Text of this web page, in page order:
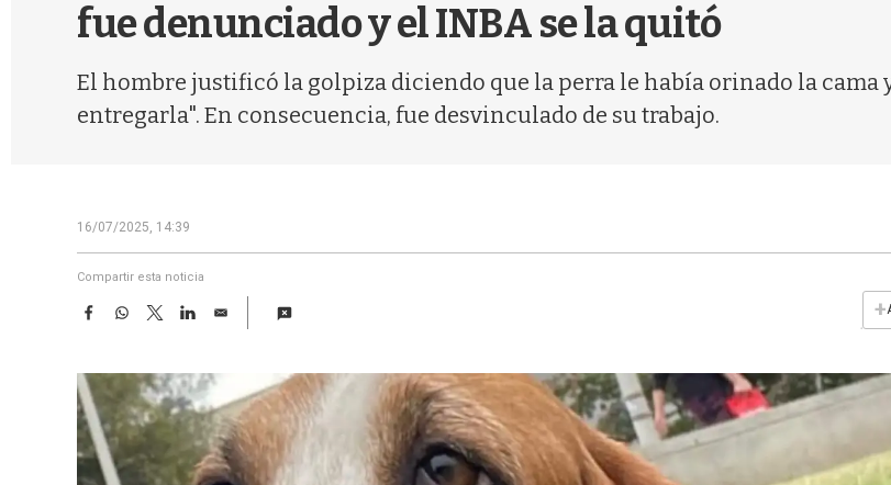
fue denunciado y el INBA se la quitó
El hombre justificó la golpiza diciendo que la perra le había orinado la
entregarla". En consecuencia, fue desvinculado de su trabajo.
16/07/2025, 14:39
Compartir esta noticia
F
e
b
o
o
k
W
t
A
p
p
T
w
t
t
e
L
k
e
d
I
n
E
+